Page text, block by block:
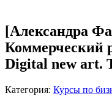
[Александра
Коммерческий
Digital new art.
Категория: Курсы по